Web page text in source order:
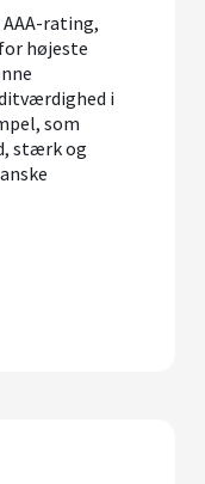
rating,
højeste
i
som
stærk og